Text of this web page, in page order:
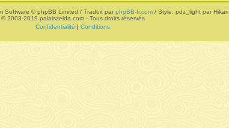
Software © phpBB Limited / Traduit par phpBB-fr.com/ Style: pdz_light par Hikari
© 2003-2019 palaiszelda.com - Tous droits réservés
Confidentialité | Conditions